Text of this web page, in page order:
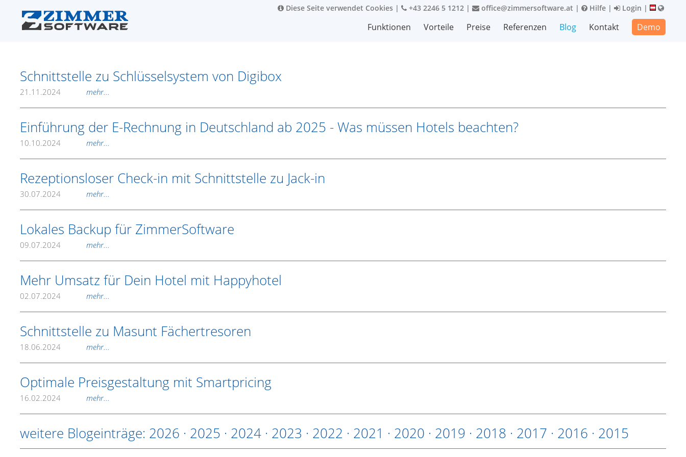
Diese Seite verwendet Cookies | +43 2246 5 1212 | office@zimmersoftware.at | Hilfe | Login |
Funktionen Vorteile Preise Referenzen Blog Kontakt Demo
Schnittstelle zu Schlüsselsystem von Digibox
21.11.2024 mehr...
Einführung der E-Rechnung in Deutschland ab 2025 - Was müssen Hotels beachten?
10.10.2024 mehr...
Rezeptionsloser Check-in mit Schnittstelle zu Jack-in
30.07.2024 mehr...
Lokales Backup für ZimmerSoftware
09.07.2024 mehr...
Mehr Umsatz für Dein Hotel mit Happyhotel
02.07.2024 mehr...
Schnittstelle zu Masunt Fächertresoren
18.06.2024 mehr...
Optimale Preisgestaltung mit Smartpricing
16.02.2024 mehr...
weitere Blogeinträge: 2026 · 2025 · 2024 · 2023 · 2022 · 2021 · 2020 · 2019 · 2018 · 2017 · 2016 · 2015